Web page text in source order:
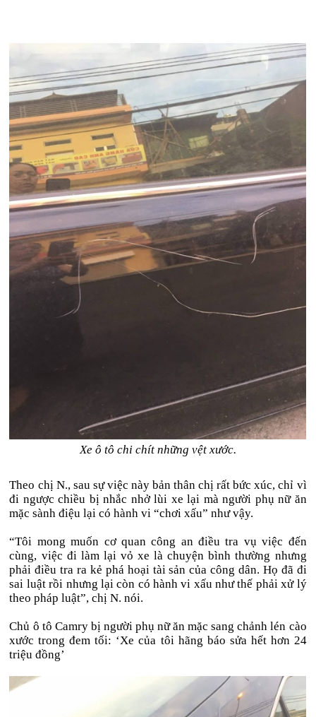
Xe ô tô chi chít những vệt xước.
Theo chị N., sau sự việc này bản thân chị rất bức xúc, chỉ vì
đi ngược chiều bị nhắc nhở lùi xe lại mà người phụ nữ ăn
mặc sành điệu lại có hành vi “chơi xấu” như vậy.
“Tôi mong muốn cơ quan công an điều tra vụ việc đến
cùng, việc đi làm lại vỏ xe là chuyện bình thường nhưng
phải điều tra ra kẻ phá hoại tài sản của công dân. Họ đã đi
sai luật rồi nhưng lại còn có hành vi xấu như thế phải xử lý
theo pháp luật”, chị N. nói.
Chủ ô tô Camry bị người phụ nữ ăn mặc sang chảnh lén cào
xước trong đem tối: ‘Xe của tôi hãng báo sửa hết hơn 24
triệu đồng’